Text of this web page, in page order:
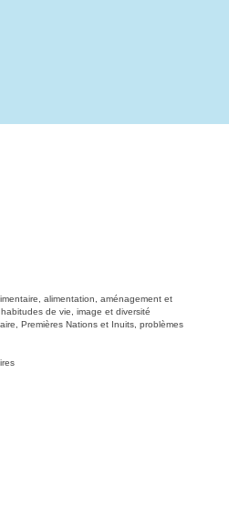
alimentation, aménagement et
de vie, image et diversité
Premières Nations et Inuits, problèmes